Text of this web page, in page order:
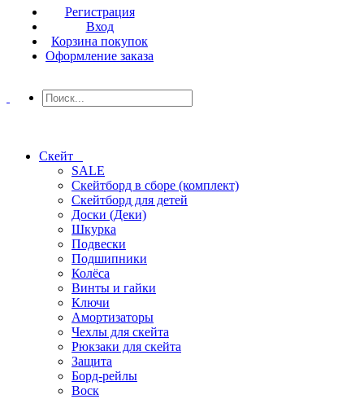
Регистрация
Вход
Корзина покупок
Оформление заказа
Скейт
SALE
Скейтборд в сборе (комплект)
Скейтборд для детей
Доски (Деки)
Шкурка
Подвески
Подшипники
Колёса
Винты и гайки
Ключи
Амортизаторы
Чехлы для скейта
Рюкзаки для скейта
Защита
Борд-рейлы
Воск